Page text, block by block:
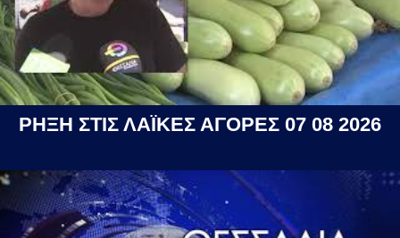
ΡΗΞΗ ΣΤΙΣ ΛΑΪΚΕΣ ΑΓΟΡΕΣ 07 08 2026